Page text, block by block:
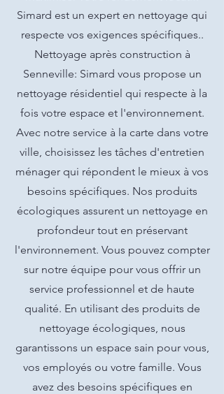
Simard est un expert en nettoyage qui
respecte vos exigences spécifiques..
Nettoyage après construction à
Senneville: Simard vous propose un
nettoyage résidentiel qui respecte à la
fois votre espace et l'environnement.
Avec notre service à la carte dans votre
ville, choisissez les tâches d'entretien
ménager qui répondent le mieux à vos
besoins spécifiques. Nos produits
écologiques assurent un nettoyage en
profondeur tout en préservant
l'environnement. Vous pouvez compter
sur notre équipe pour vous offrir un
service professionnel et de haute
qualité. En utilisant des produits de
nettoyage écologiques, nous
garantissons un espace sain pour vous,
vos employés ou votre famille. Vous
avez des besoins spécifiques en